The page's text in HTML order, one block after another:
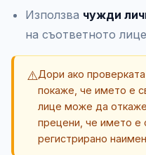
Използва чужди
на съответното лице
⚠️Дори ако
покаже, че името е
лице може да
прецени, че името е
регистрирано